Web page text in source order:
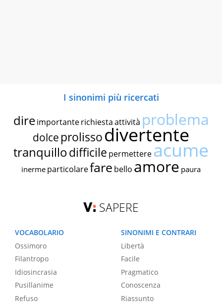
I sinonimi più ricercati
dire importante richiestaattività problema
dolce prolissodivertente
tranquillodifficile permettereacume
inerme particolarefare bello amore paura
SAPERE
VOCABOLARIO
Ossimoro
Filantropo
Idiosincrasia
Pusillanime
Refuso
SINONIMI E CONTRARI
Libertà
Facile
Pragmatico
Conoscenza
Riassunto